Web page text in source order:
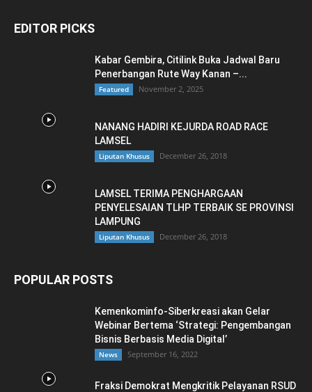
EDITOR PICKS
Kabar Gembira, Citilink Buka Jadwal Baru
Penerbangan Rute Way Kanan –...
Featured November 2, 2025
NANANG HADIRI KEJURDA ROAD RACE
LAMSEL
Liputan Khusus December 26, 2018
LAMSEL TERIMA PENGHARGAAN
PENYELESAIAN TLHP TERBAIK SE PROVINSI
LAMPUNG
Liputan Khusus December 26, 2018
POPULAR POSTS
Kemenkominfo-Siberkreasi akan Gelar
Webinar Bertema ‘Strategi: Pengembangan
Bisnis Berbasis Media Digital’
News September 16, 2022
Fraksi Demokrat Mengkritik Pelayanan RSUD